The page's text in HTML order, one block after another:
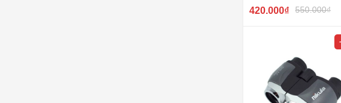
420.000₫ 550.000₫